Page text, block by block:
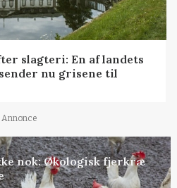
slagteri: En af landets
nu grisene til
Annonce
nok: Økologisk fjerkræ